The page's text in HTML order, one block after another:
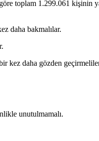
toplam 1.299.061 kişinin
daha bakmalılar.
kez daha gözden
unutulmamalı.